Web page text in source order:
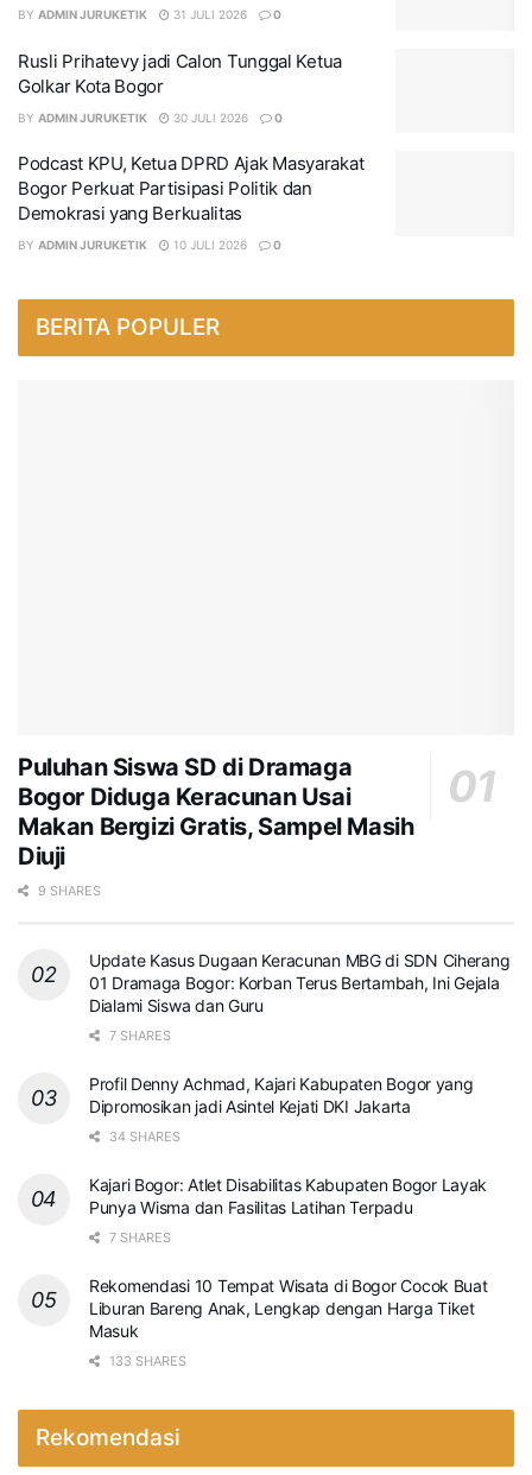
BY ADMIN JURUKETIK 31 JULI 2026 0
Rusli Prihatevy jadi Calon Tunggal Ketua
Golkar Kota Bogor
BY ADMIN JURUKETIK 30 JULI 2026 0
Podcast KPU, Ketua DPRD Ajak Masyarakat
Bogor Perkuat Partisipasi Politik dan
Demokrasi yang Berkualitas
BY ADMIN JURUKETIK 10 JULI 2026 0
BERITA POPULER
Puluhan Siswa SD di Dramaga
Bogor Diduga Keracunan Usai
Makan Bergizi Gratis, Sampel Masih
Diuji
9 SHARES
Update Kasus Dugaan Keracunan MBG di SDN Ciherang
01 Dramaga Bogor: Korban Terus Bertambah, Ini Gejala
Dialami Siswa dan Guru
7 SHARES
Profil Denny Achmad, Kajari Kabupaten Bogor yang
Dipromosikan jadi Asintel Kejati DKI Jakarta
34 SHARES
Kajari Bogor: Atlet Disabilitas Kabupaten Bogor Layak
Punya Wisma dan Fasilitas Latihan Terpadu
7 SHARES
Rekomendasi 10 Tempat Wisata di Bogor Cocok Buat
Liburan Bareng Anak, Lengkap dengan Harga Tiket
Masuk
133 SHARES
Rekomendasi